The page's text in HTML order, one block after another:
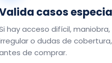
casos
hay acceso difícil,
o dudas de
de comprar.